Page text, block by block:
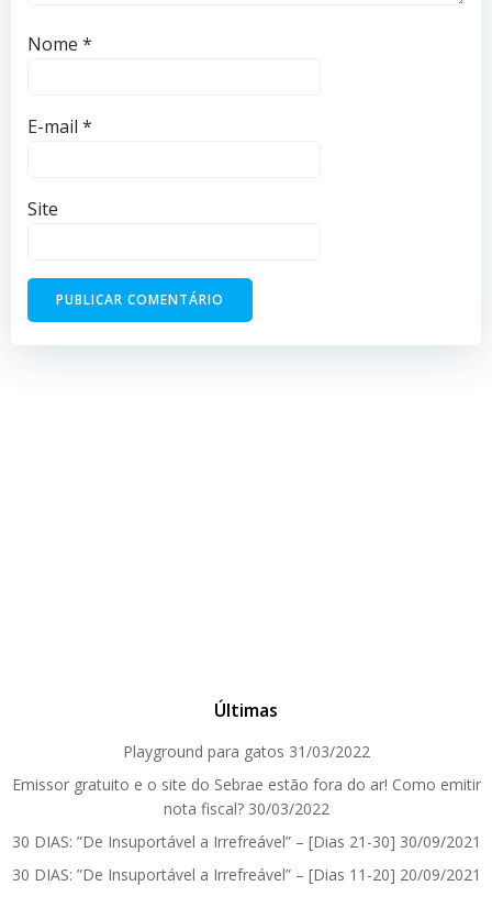
Nome *
E-mail *
Site
Últimas
Playground para gatos 31/03/2022
Emissor gratuito e o site do Sebrae estão fora do ar! Como emitir
nota fiscal? 30/03/2022
30 DIAS: ”De Insuportável a Irrefreável” – [Dias 21-30] 30/09/2021
30 DIAS: ”De Insuportável a Irrefreável” – [Dias 11-20] 20/09/2021